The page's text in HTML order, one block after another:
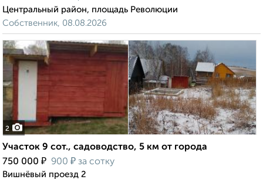
Центральный район, площадь Революции
Собственник, 08.08.2026
2
Участок 9 сот., садоводство, 5 км от города
750 000 ₽ 900 ₽ за сотку
Вишнёвый проезд 2